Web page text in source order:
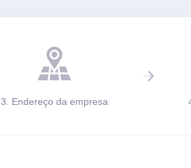
3. Endereço da empresa